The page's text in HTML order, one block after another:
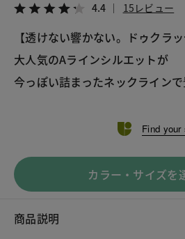
4.4 15レビュー
【透けない響かない。ドゥクラッ
大人気のAラインシルエットが
今っぽい詰まったネックライン
Find your
カラー・サイズを
商品説明
LINE X